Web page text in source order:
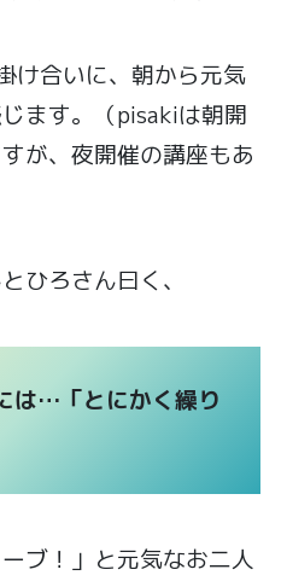
け合いに、朝から元気
ます。（pisakiは朝開
が、夜開催の講座もあ
ひろさん曰く、
は…「とにかく繰り
ブ！」と元気なお二人